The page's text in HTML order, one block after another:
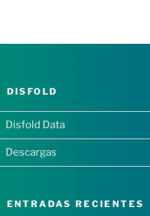
DISFOLD
Disfold Data
Descargas
ENTRADAS RECIENTES